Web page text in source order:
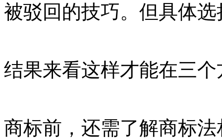
被驳回的技巧。但具体
结果来看这样才能在三
商标前，还需了解商标